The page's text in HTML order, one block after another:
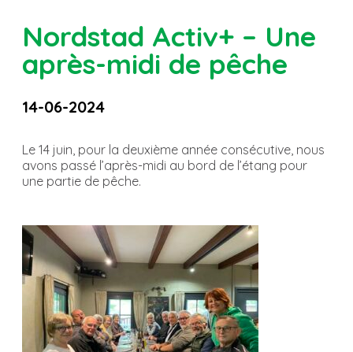
Nordstad Activ+ – Une
après-midi de pêche
14-06-2024
Le 14 juin, pour la deuxième année consécutive, nous
avons passé l’après-midi au bord de l’étang pour
une partie de pêche.